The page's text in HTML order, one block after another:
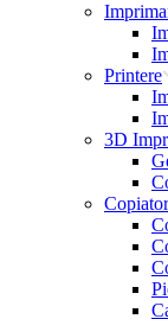
Printere
3D
Copiator